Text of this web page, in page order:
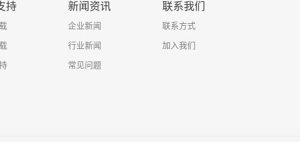
持 新闻资讯
企业新闻
行业新闻
常见问题
联系我们
联系方式
加入我们